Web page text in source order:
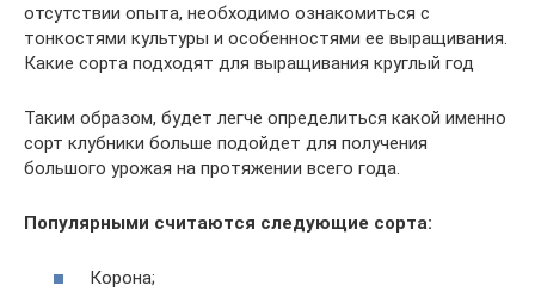
отсутствии опыта, необходимо ознакомиться с
тонкостями культуры и особенностями ее выращивания.
Какие сорта подходят для выращивания круглый год
Таким образом, будет легче определиться какой именно
сорт клубники больше подойдет для получения
большого урожая на протяжении всего года.
Популярными считаются следующие сорта:
Корона;